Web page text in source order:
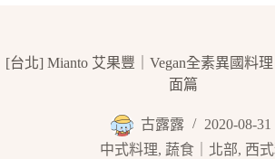
[台北] Mianto 艾果豐｜Vegan全素異國料
面篇
古露露
2020-08-31
中式料理, 蔬食｜北部, 西